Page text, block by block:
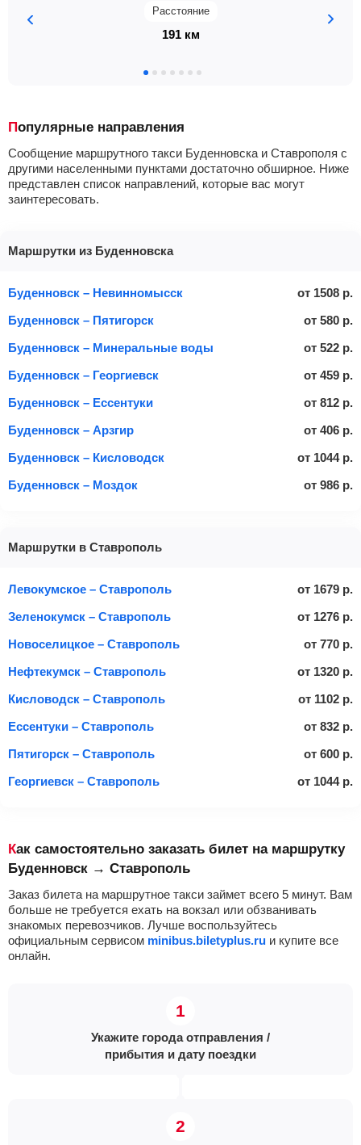
Расстояние
191 км
Популярные направления
Сообщение маршрутного такси Буденновска и Ставрополя с
другими населенными пунктами достаточно обширное. Ниже
представлен список направлений, которые вас могут
заинтересовать.
Маршрутки из Буденновска
Буденновск – Невинномысск от 1508 р.
Буденновск – Пятигорск
от 580 р.
Буденновск – Минеральные воды
от 522 р.
Буденновск – Георгиевск
от 459 р.
Буденновск – Ессентуки
от 812 р.
Буденновск – Арзгир
от 406 р.
Буденновск – Кисловодск
от 1044 р.
Буденновск – Моздок
от 986 р.
Маршрутки в Ставрополь
Левокумское – Ставрополь от 1679 р.
Зеленокумск – Ставрополь
от 1276 р.
Новоселицкое – Ставрополь
от 770 р.
Нефтекумск – Ставрополь
от 1320 р.
Кисловодск – Ставрополь
от 1102 р.
Ессентуки – Ставрополь
от 832 р.
Пятигорск – Ставрополь
от 600 р.
Георгиевск – Ставрополь
от 1044 р.
Как самостоятельно заказать билет на маршрутку
Буденновск → Ставрополь
Заказ билета на маршрутное такси займет всего 5 минут. Вам
больше не требуется ехать на вокзал или обзванивать
знакомых перевозчиков. Лучше воспользуйтесь
официальным сервисом minibus.biletyplus.ru и купите все
онлайн.
Укажите города отправления /
прибытия и дату поездки